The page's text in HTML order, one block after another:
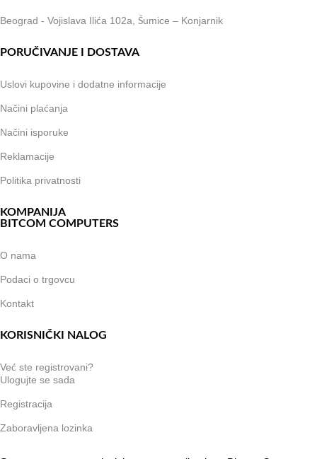
Beograd - Vojislava Ilića 102a, Šumice – Konjarnik
PORUČIVANJE I DOSTAVA
Uslovi kupovine i dodatne informacije
Načini plaćanja
Načini isporuke
Reklamacije
Politika privatnosti
KOMPANIJA
BITCOM COMPUTERS
O nama
Podaci o trgovcu
Kontakt
KORISNIČKI NALOG
Već ste registrovani?
Ulogujte se sada
Registracija
Zaboravljena lozinka